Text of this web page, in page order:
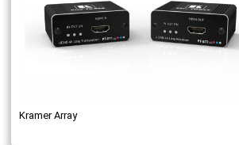
Kramer Array